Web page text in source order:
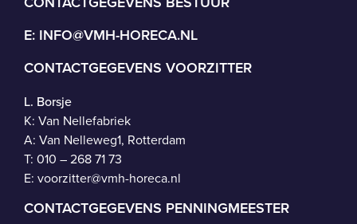
E: INFO@VMH-HORECA.NL
CONTACTGEGEVENS VOORZITTER
L. Borsje
K: Van Nellefabriek
A: Van Nelleweg1, Rotterdam
T: 010 – 268 71 73
E: voorzitter@vmh-horeca.nl
CONTACTGEGEVENS PENNINGMEESTER